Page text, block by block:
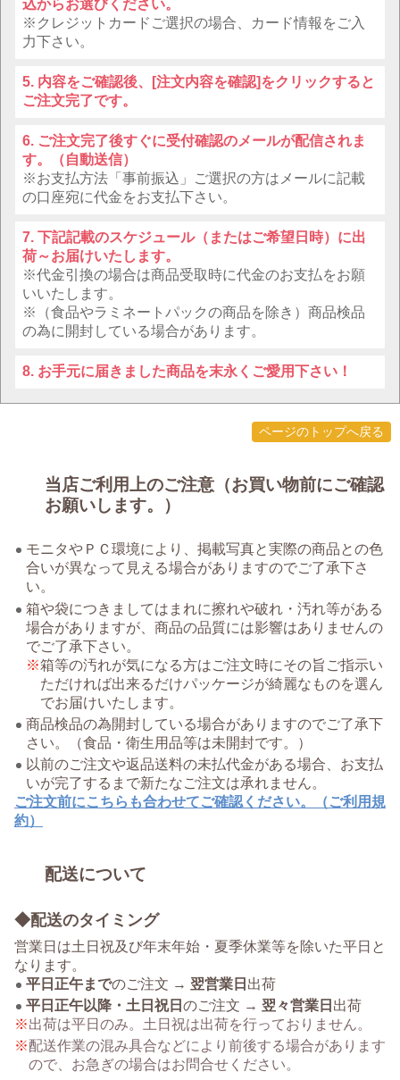
込からお選びください。
※クレジットカードご選択の場合、カード情報をご入
力下さい。
内容をご確認後、[注文内容を確認]をクリックすると
ご注文完了です。
ご注文完了後すぐに受付確認のメールが配信されま
す。（自動送信）
※お支払方法「事前振込」ご選択の方はメールに記載
の口座宛に代金をお支払下さい。
下記記載のスケジュール（またはご希望日時）に出
荷～お届けいたします。
※代金引換の場合は商品受取時に代金のお支払をお願
いいたします。
※（食品やラミネートパックの商品を除き）商品検品
の為に開封している場合があります。
お手元に届きました商品を末永くご愛用下さい！
ページのトップへ戻る
当店ご利用上のご注意（お買い物前にご確認
お願いします。）
モニタやＰＣ環境により、掲載写真と実際の商品との色
合いが異なって見える場合がありますのでご了承下さ
い。
箱や袋につきましてはまれに擦れや破れ・汚れ等がある
場合がありますが、商品の品質には影響はありませんの
でご了承下さい。
箱等の汚れが気になる方はご注文時にその旨ご指示い
ただければ出来るだけパッケージが綺麗なものを選ん
でお届けいたします。
商品検品の為開封している場合がありますのでご了承下
さい。（食品・衛生用品等は未開封です。）
以前のご注文や返品送料の未払代金がある場合、お支払
いが完了するまで新たなご注文は承れません。
ご注文前にこちらも合わせてご確認ください。（ご利用規
約）
配送について
◆配送のタイミング
営業日は土日祝及び年末年始・夏季休業等を除いた平日と
なります。
平日正午までのご注文 → 翌営業日 出荷
平日正午以降・土日祝日 のご注文 → 翌々営業日 出荷
出荷は平日のみ。土日祝は出荷を行っておりません。
配送作業の混み具合などにより前後する場合があります
ので、お急ぎの場合はお問合せください。